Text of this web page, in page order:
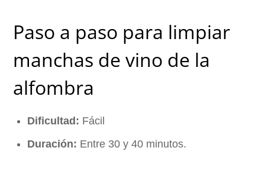
Paso a paso para limpiar
manchas de vino de la
alfombra
Dificultad: Fácil
Duración: Entre 30 y 40 minutos.